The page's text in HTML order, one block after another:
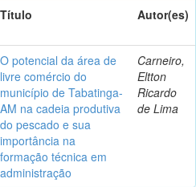
Título Autor(es)
O potencial da área de
livre comércio do
município de Tabatinga-
AM na cadeia produtiva
do pescado e sua
importância na
formação técnica em
administração
Carneiro,
Eltton
Ricardo
de Lima